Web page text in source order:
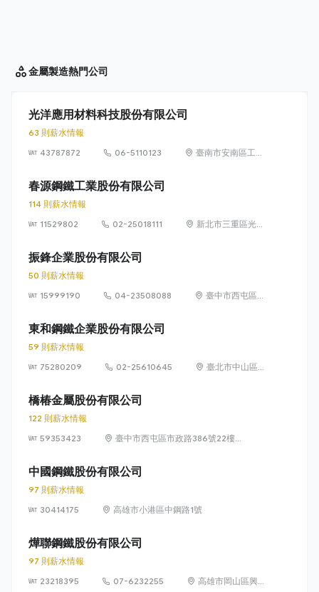
金屬製造熱門公司
光洋應用材料科技股份有限公司
63 則薪水情報
43787872
06-5110123
臺南市安南區工業
春源鋼鐵工業股份有限公司
114 則薪水情報
11529802
02-25018111
新北市三重區光復
振鋒企業股份有限公司
50 則薪水情報
15999190
04-23508088
臺中市西屯區協
東和鋼鐵企業股份有限公司
59 則薪水情報
75280209
02-25610645
臺北市中山區長
橋椿金屬股份有限公司
122 則薪水情報
59353423
臺中市西屯區市政路386號22樓之
23樓之1、之3、之5、之6、之7、
之8
中國鋼鐵股份有限公司
97 則薪水情報
30414175
高雄市小港區中鋼路1號
燁聯鋼鐵股份有限公司
97 則薪水情報
23218395
07-6232255
高雄市岡山區興隆